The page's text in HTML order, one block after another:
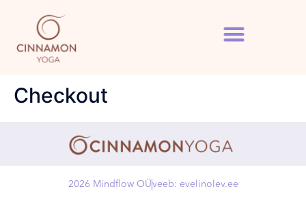
Checkout
2026 Mindflow OÜveeb: evelinolev.ee